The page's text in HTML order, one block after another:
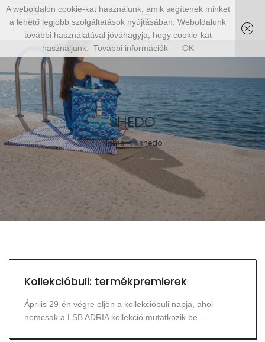
SHEDO
Home shedo
Kollekcióbuli: termékpremierek
Április 29-én végre eljön a kollekcióbuli napja, ahol
nemcsak a LSB ADRIA kollekció mutatkozik be...
A weboldalon cookie-kat használunk, amik segítenek minket
a lehető legjobb szolgáltatások nyújtásában. Weboldalunk
további használatával jóváhagyja, hogy cookie-kat
használjunk.
További információk OK